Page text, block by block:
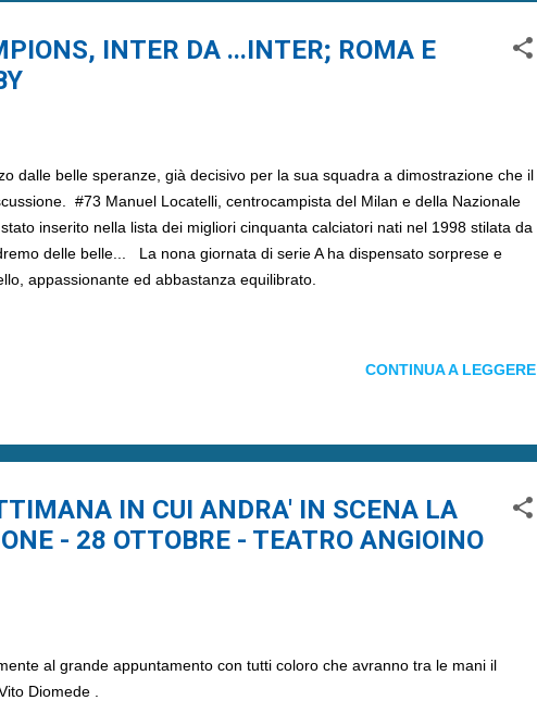
INTER DA ...INTER; ROMA E
dalle belle speranze, già decisivo per la sua squadra a dimostrazione che il
#73 Manuel Locatelli, centrocampista del Milan e della Nazionale
inserito nella lista dei migliori cinquanta calciatori nati nel 1998 stilata da
delle belle... La nona giornata di serie A ha dispensato sorprese e
appassionante ed abbastanza equilibrato.
CONTINUA A LEGGERE
IN CUI ANDRA' IN SCENA LA
- 28 OTTOBRE - TEATRO ANGIOINO
al grande appuntamento con tutti coloro che avranno tra le mani il
Diomede .